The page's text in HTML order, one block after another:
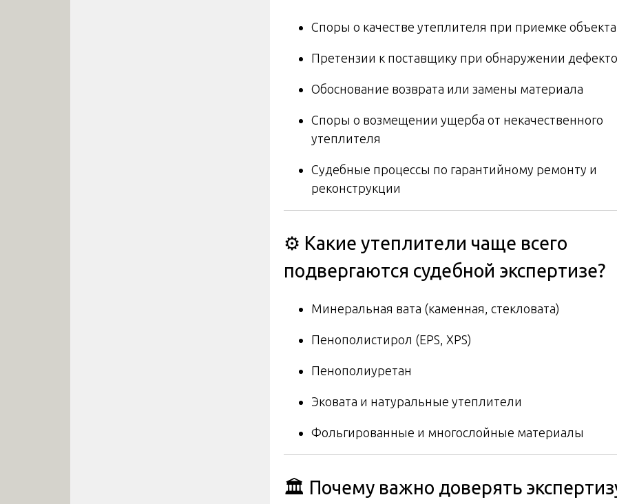
Споры о качестве утеплителя при приемке объекта
Претензии к поставщику при обнаружении
Обоснование возврата или замены материала
Споры о возмещении ущерба от некачественного
утеплителя
Судебные процессы по гарантийному ремонту и
реконструкции
⚙️ Какие утеплители чаще всего
подвергаются судебной экспертизе?
Минеральная вата (каменная, стекловата)
Пенополистирол (EPS, XPS)
Пенополиуретан
Эковата и натуральные утеплители
Фольгированные и многослойные материалы
🏛️ Почему важно доверять